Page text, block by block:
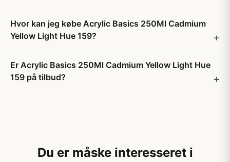
Hvor kan jeg købe Acrylic Basics 250Ml Cadmium
Yellow Light Hue 159?
Er Acrylic Basics 250Ml Cadmium Yellow Light Hue
159 på tilbud?
Du er måske interesseret i